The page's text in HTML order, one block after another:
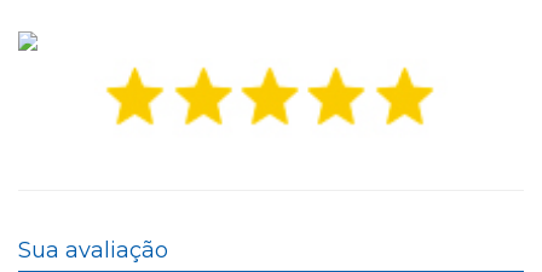
Sua avaliação